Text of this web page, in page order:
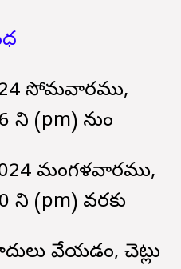
సోమవారము,
(pm) నుండి
మంగళవారము,
ని (pm) వరకు
వేయడం, చెట్లు